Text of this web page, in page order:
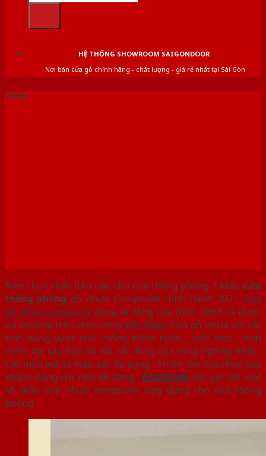
HỆ THỐNG SHOWROOM SAIGONDOOR
Nơi bán cửa gỗ chính hãng - chất lượng - giá rẻ nhất tại Sài Gòn
Tin tức
Nên chọn chất liệu nào cho cửa thông phòng ? Mẫu cửa
thông phòng gỗ nhựa Composite thịnh hành 2021. Cửa
gỗ nhựa composite đang là dòng cửa thịnh hành và được
ưa chuộng trên thị trườngViệt Nam. Cửa gỗ nhựa với các
tính năng vượt trội chống thấm nước , mối mọt , tính
thẩm mỹ cao hơn so với các dòng cửa công nghiệp khác .
Các mẫu mã và màu sắc đa dạng , khiến cho lựa chọn của
khách hàng trở nên dễ dàng . ECODOOR xin gửi tới một
số mẫu cửa nhựa composite ứng dụng cho cửa thông
phòng .